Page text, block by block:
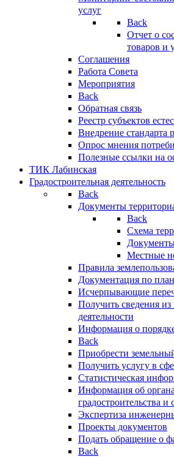
услуг
Back
Отчет о
товаров и
Соглашения
Работа Совета
Мероприятия
Back
Обратная связь
Реестр субъектов
Внедрение стандарта
Опрос мнения
Полезные ссылки на
ТИК Лабинская
Градостроительная деятельность
Back
Документы
Back
Схема
Местные
Правила
Документация по
Исчерпывающие
Получить сведения
деятельности
Информация о
Back
Приобрести
Получить услугу в
Статистическая
Информация об
градостроительства и
Экспертиза
Проекты документов
Подать обращение о
Back